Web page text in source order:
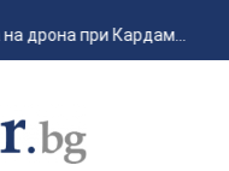
дрона при Кардам...